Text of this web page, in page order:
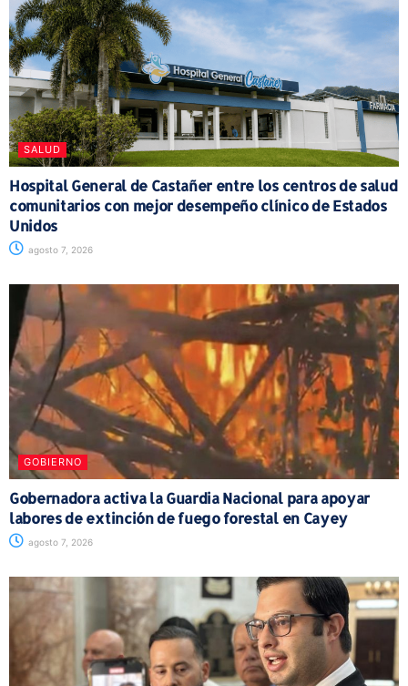
SALUD
Hospital General de Castañer entre los centros de salud
comunitarios con mejor desempeño clínico de Estados
Unidos
agosto 7, 2026
GOBIERNO
Gobernadora activa la Guardia Nacional para apoyar
labores de extinción de fuego forestal en Cayey
agosto 7, 2026